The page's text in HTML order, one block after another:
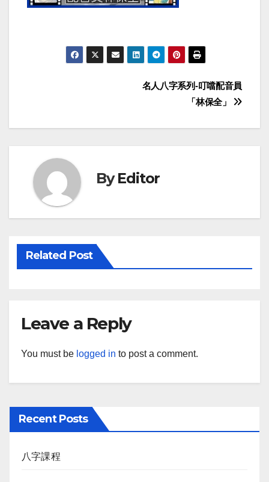
名人八字系列-叮噹配音員
「林保全」
ByEditor
Related Post
Leave a Reply
You must be logged in to post a comment.
Recent Posts
八字課程